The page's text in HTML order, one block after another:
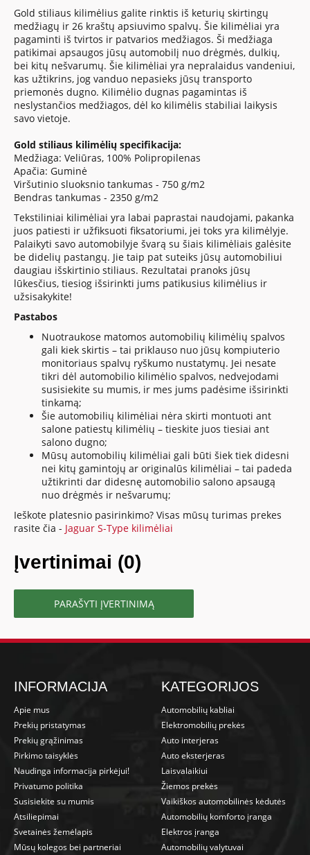
Gold stiliaus kilimėlius galite rinktis iš keturių skirtingų
medžiagų ir 26 kraštų apsiuvimo spalvų. Šie kilimėliai yra
pagaminti iš tvirtos ir patvarios medžiagos. Ši medžiaga
patikimai apsaugos jūsų automobilį nuo drėgmės, dulkių,
bei kitų nešvarumų. Šie kilimėliai yra nepralaidus vandeniui,
kas užtikrins, jog vanduo nepasieks jūsų transporto
priemonės dugno. Kilimėlio dugnas pagamintas iš
neslystančios medžiagos, dėl ko kilimėlis stabiliai laikysis
savo vietoje.
Gold stiliaus kilimėlių specifikacija:
Medžiaga: Veliūras, 100% Polipropilenas
Apačia: Guminė
Viršutinio sluoksnio tankumas - 750 g/m2
Bendras tankumas - 2350 g/m2
Tekstiliniai kilimėliai yra labai paprastai naudojami, pakanka
juos patiesti ir užfiksuoti fiksatoriumi, jei toks yra kilimėlyje.
Palaikyti savo automobilyje švarą su šiais kilimėliais galėsite
be didelių pastangų. Jie taip pat suteiks jūsų automobiliui
daugiau išskirtinio stiliaus. Rezultatai pranoks jūsų
lūkesčius, tiesiog išsirinkti jums patikusius kilimėlius ir
užsisakykite!
Pastabos
Nuotraukose matomos automobilių kilimėlių spalvos
gali kiek skirtis – tai priklauso nuo jūsų kompiuterio
monitoriaus spalvų ryškumo nustatymų. Jei nesate
tikri dėl automobilio kilimėlio spalvos, nedvejodami
susisiekite su mumis, ir mes jums padėsime išsirinkti
tinkamą;
Šie automobilių kilimėliai nėra skirti montuoti ant
salone patiestų kilimėlių – tieskite juos tiesiai ant
salono dugno;
Mūsų automobilių kilimėliai gali būti šiek tiek didesni
nei kitų gamintojų ar originalūs kilimėliai – tai padeda
užtikrinti dar didesnę automobilio salono apsaugą
nuo drėgmės ir nešvarumų;
Ieškote platesnio pasirinkimo? Visas mūsų turimas prekes
rasite čia - Jaguar S-Type kilimėliai
Įvertinimai (0)
PARAŠYTI ĮVERTINIMĄ
INFORMACIJA
Apie mus
Prekių pristatymas
Prekių grąžinimas
Pirkimo taisyklės
Naudinga informacija pirkėjui!
Privatumo politika
Susisiekite su mumis
Atsiliepimai
Svetainės žemėlapis
Mūsų kolegos bei partneriai
KATEGORIJOS
Automobilių kabliai
Elektromobilių prekės
Auto interjeras
Auto eksterjeras
Laisvalaikiui
Žiemos prekės
Vaikiškos automobilinės kėdutės
Automobilių komforto įranga
Elektros įranga
Automobilių valytuvai